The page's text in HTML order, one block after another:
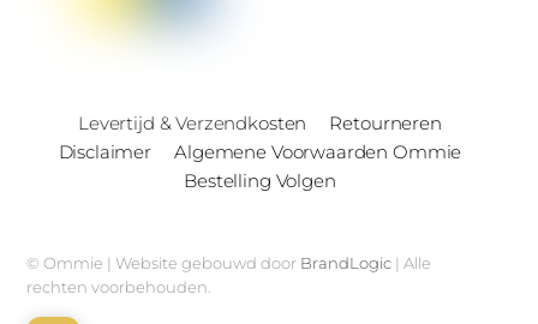
Levertijd & Verzendkosten
Retourneren
Disclaimer
Algemene Voorwaarden Ommie
Bestelling Volgen
© Ommie | Website gebouwd door BrandLogic | Alle
rechten voorbehouden.